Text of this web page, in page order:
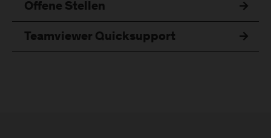
Offene Stellen
Teamviewer Quicksupport